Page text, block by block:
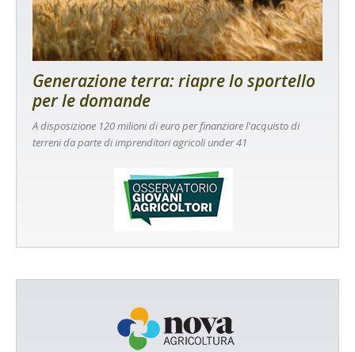
Generazione terra: riapre lo sportello
per le domande
A disposizione 120 milioni di euro per finanziare l'acquisto di
terreni da parte di imprenditori agricoli under 41